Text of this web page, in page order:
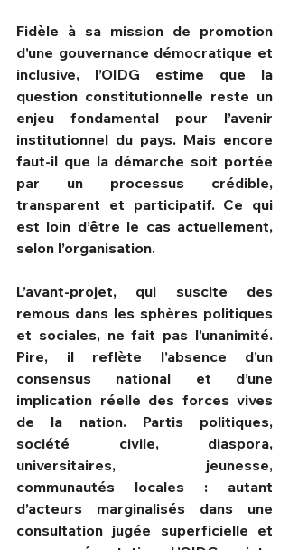
Fidèle à sa mission de promotion
d’une gouvernance démocratique et
inclusive, l’OIDG estime que la
question constitutionnelle reste un
enjeu fondamental pour l’avenir
institutionnel du pays. Mais encore
faut-il que la démarche soit portée
par un processus crédible,
transparent et participatif. Ce qui
est loin d’être le cas actuellement,
selon l’organisation.
L’avant-projet, qui suscite des
remous dans les sphères politiques
et sociales, ne fait pas l’unanimité.
Pire, il reflète l’absence d’un
consensus national et d’une
implication réelle des forces vives
de la nation. Partis politiques,
société civile, diaspora,
universitaires, jeunesse,
communautés locales : autant
d’acteurs marginalisés dans une
consultation jugée superficielle et